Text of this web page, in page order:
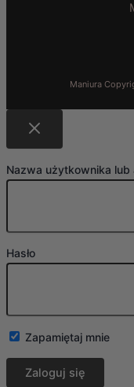
Nazwa użytkownika lub
Hasło
Zapamiętaj mnie